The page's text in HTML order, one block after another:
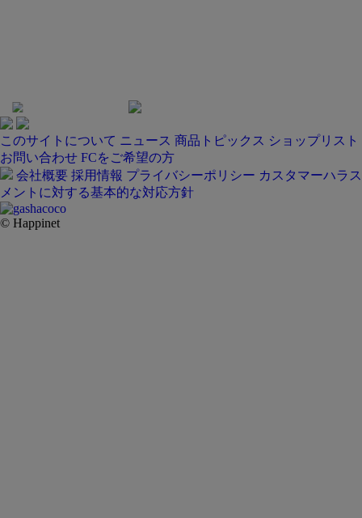
このサイトについて ニュース 商品トピックス ショップリスト
お問い合わせ FCをご希望の方
会社概要 採用情報 プライバシーポリシー カスタマーハラス
メントに対する基本的な対応方針
© Happinet